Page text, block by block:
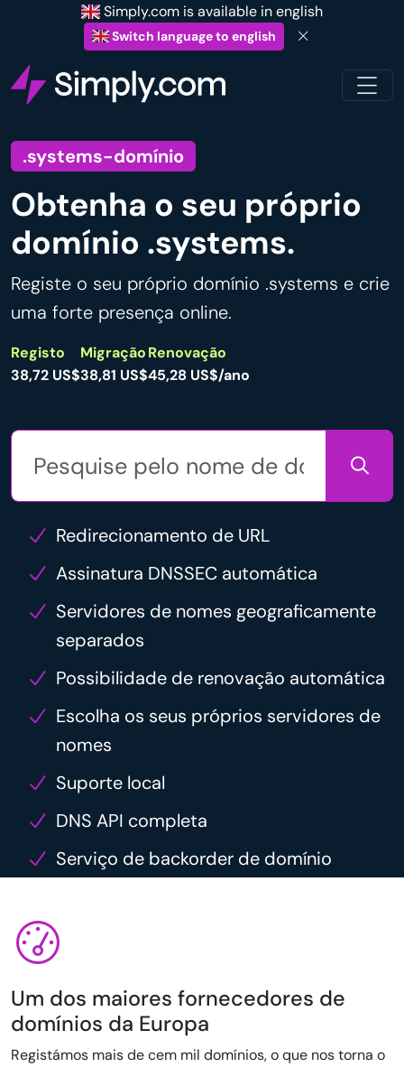
Simply.com is available in english
Switch language to english
.systems-domínio
Obtenha o seu próprio
domínio .systems.
Registe o seu próprio domínio .systems e crie
uma forte presença online.
Registo
38,72 US$
Migração
38,81 US$
Renovação
45,28 US$/ano
Redirecionamento de URL
Assinatura DNSSEC automática
Servidores de nomes geograficamente
separados
Possibilidade de renovação automática
Escolha os seus próprios servidores de
nomes
Suporte local
DNS API completa
Serviço de backorder de domínio
Um dos maiores fornecedores de
domínios da Europa
Registámos mais de cem mil domínios, o que nos torna o